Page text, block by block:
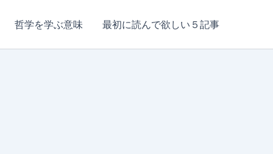
哲学を学ぶ意味 最初に読んで欲しい５記事